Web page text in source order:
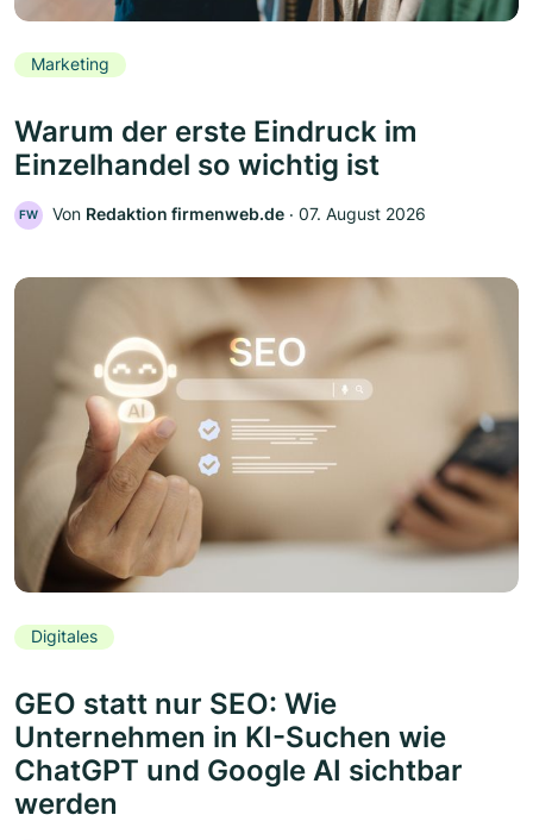
Marketing
Warum der erste Eindruck im
Einzelhandel so wichtig ist
FW Von Redaktion firmenweb.de ‧ 07. August 2026
Digitales
GEO statt nur SEO: Wie
Unternehmen in KI-Suchen wie
ChatGPT und Google AI sichtbar
werden